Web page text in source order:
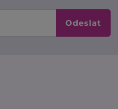
Odeslat